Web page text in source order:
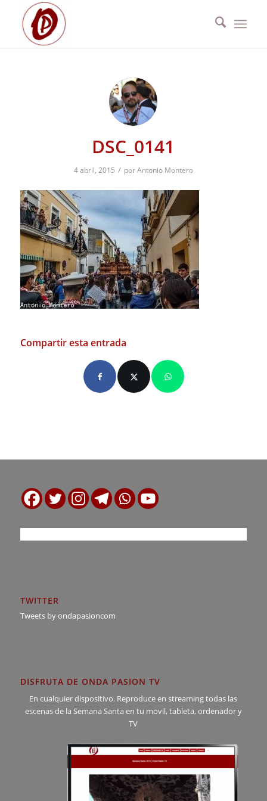
DSC_0141
4 abril, 2015 / porAntonio Montero
Compartir esta entrada
TWITTER
Tweets by ondapasioncom
DISFRUTA DE ONDA PASION TV
En cualquier dispositivo. Reproduce en streaming todas las
escenas de la Semana Santa en tu movil, tableta, ordenador y
TV